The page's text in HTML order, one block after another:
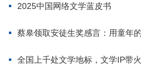
2025中国网络文学蓝皮书
蔡皋领取安徒生奖感言：用童年
全国上千处文学地标，文学IP带